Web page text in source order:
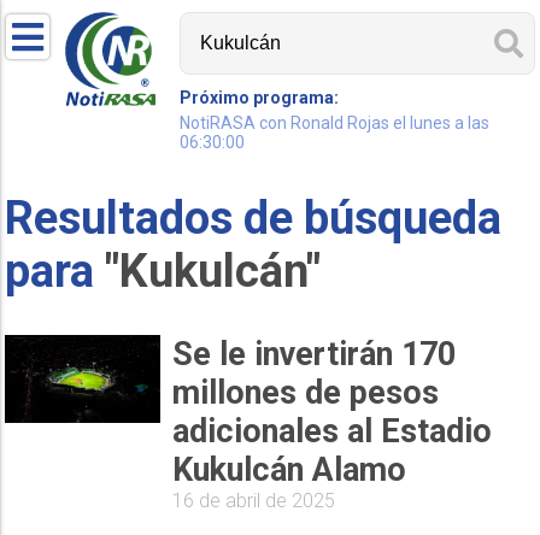
Próximo programa:
NotiRASA con Ronald Rojas el lunes a las
06:30:00
Resultados de búsqueda
para "Kukulcán"
Se le invertirán 170
millones de pesos
adicionales al Estadio
Kukulcán Alamo
16 de abril de 2025